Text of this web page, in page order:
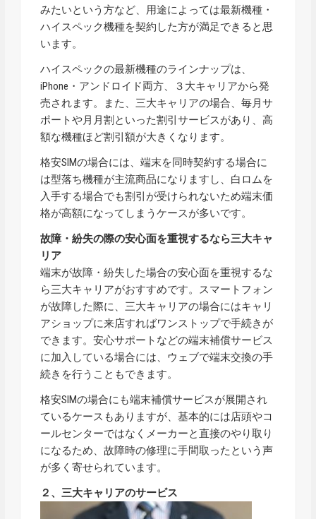
みたいという方など、用途によっては最新機種・
ハイスペック機種を契約した方が満足できると思
います。
ハイスペックの最新機種のラインナップは、
iPhone・アンドロイド両方、３大キャリアから発
売されます。また、三大キャリアの場合、毎月サ
ポートや月月割といった割引サービスがあり、高
額な機種ほど割引額が大きくなります。
格安SIMの場合には、端末を同時契約する場合に
は型落ち機種が主流商品になりますし、白ロムを
入手する場合でも割引が受けられないため端末価
格が高額になってしまうケースが多いです。
故障・紛失の際の安心面を重視するなら三大キャ
リア
端末が故障・紛失した場合の安心面を重視するな
ら三大キャリアがおすすめです。スマートフォン
が故障した際に、三大キャリアの場合にはキャリ
アショップに来店すればワンストップで手続きが
できます。安心サポートなどの端末補償サービス
に加入している場合には、ウェブで端末交換の手
続きを行うこともできます。
格安SIMの場合にも端末補償サービスが展開され
ているケースもありますが、基本的には店頭やコ
ールセンターではなくメーカーと直接のやり取り
になるため、故障時の修理に手間取ったという声
が多く寄せられています。
２、三大キャリアのサービス